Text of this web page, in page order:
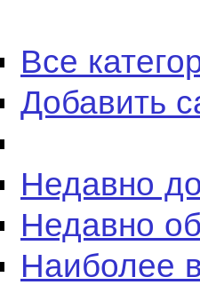
Все
Добавить
Недавно
Недавно
Наиболее